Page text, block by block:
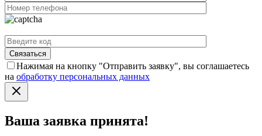
Нажимая на кнопку "Отправить заявку", вы соглашаетесь
на обработку персональных данных
Ваша заявка принята!